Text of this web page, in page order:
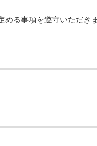
る事項を遵守いただき